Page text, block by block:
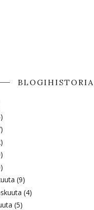
BLOGIHISTORIA
(9)
(4)
(5)